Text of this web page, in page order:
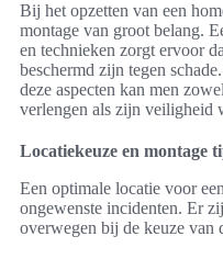
Bij het opzetten van een
montage van groot belang.
en technieken zorgt ervoor
beschermd zijn tegen
deze aspecten kan men
verlengen als zijn veiligheid
Locatiekeuze en montage
Een optimale locatie voor
ongewenste incidenten. Er
overwegen bij de keuze van